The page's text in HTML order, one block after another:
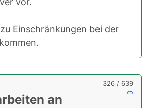
Einschränkungen bei der
326 / 639
an